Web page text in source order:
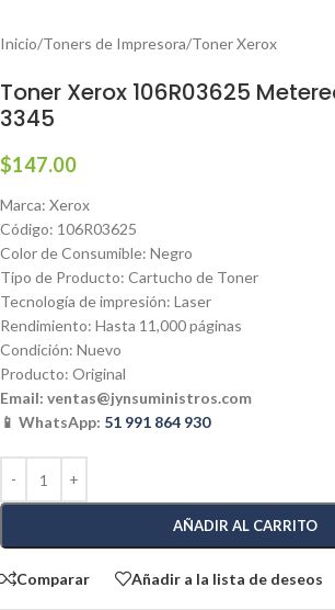
Inicio/Toners de Impresora/Toner Xerox
Toner Xerox 106R03625
3345
$147.00
Marca: Xerox
Código: 106R03625
Color de Consumible: Negro
Tipo de Producto: Cartucho de Toner
Tecnología de impresión: Laser
Rendimiento: Hasta 11,000 páginas
Condición: Nuevo
Producto: Original
Email: ventas@jynsuministros.com
📱 WhatsApp: 51 991 864 930
AÑADIR AL CARRITO
Comparar Añadir a la lista de deseos